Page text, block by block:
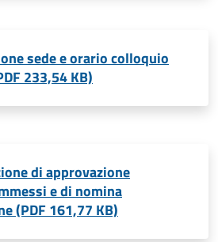
sede e orario colloquio
233,54 KB)
di approvazione
e di nomina
(PDF 161,77 KB)